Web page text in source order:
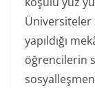
Üniversiteler
yapıldığı
öğrencilerin